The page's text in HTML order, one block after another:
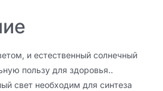
и естественный солнечный
пользу для здоровья..
свет необходим для синтеза